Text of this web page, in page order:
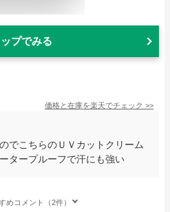
プでみる
価格と在庫を楽天でチェック >>
でこちらのＵＶカットクリーム
タープルーフで汗にも強い
めコメント（2件）